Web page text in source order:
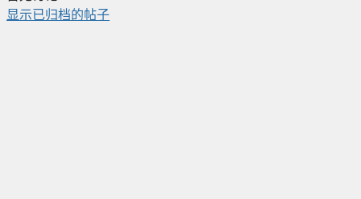
显示已归档的帖子